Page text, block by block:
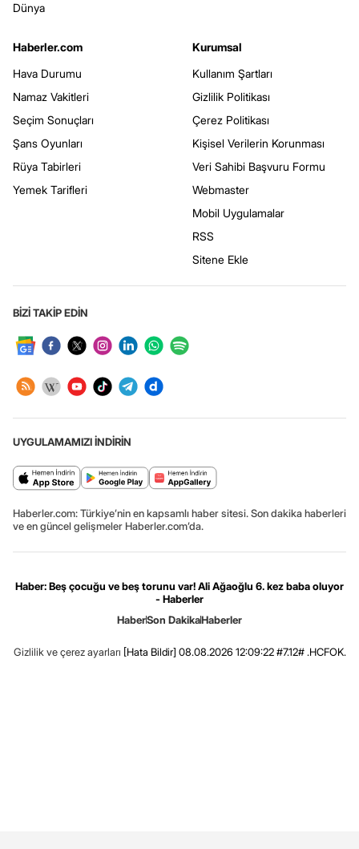
Dünya
Haberler.com
Hava Durumu
Namaz Vakitleri
Seçim Sonuçları
Şans Oyunları
Rüya Tabirleri
Yemek Tarifleri
Kurumsal
Kullanım Şartları
Gizlilik Politikası
Çerez Politikası
Kişisel Verilerin Korunması
Veri Sahibi Başvuru Formu
Webmaster
Mobil Uygulamalar
RSS
Sitene Ekle
BİZİ TAKİP EDİN
UYGULAMAMIZI İNDİRİN
Haberler.com: Türkiye’nin en kapsamlı haber sitesi. Son dakika haberleri
ve en güncel gelişmeler Haberler.com’da.
Haber: Beş çocuğu ve beş torunu var! Ali Ağaoğlu 6. kez baba oluyor
- Haberler
HaberSon DakikaHaberler
Gizlilik ve çerez ayarları [Hata Bildir] 08.08.2026 12:09:22 #7.12# .HCFOK.